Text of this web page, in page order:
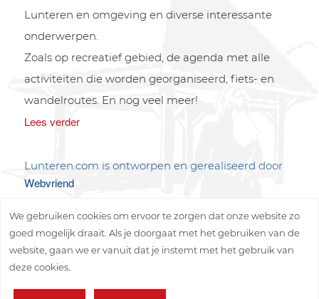
Lunteren en omgeving en diverse interessante
onderwerpen.
Zoals op recreatief gebied, de agenda met alle
activiteiten die worden georganiseerd, fiets- en
wandelroutes. En nog veel meer!
Lees verder
Lunteren.com is ontworpen en gerealiseerd door
Webvriend
We gebruiken cookies om ervoor te zorgen dat onze website zo
goed mogelijk draait. Als je doorgaat met het gebruiken van de
website, gaan we er vanuit dat je instemt met het gebruik van
deze cookies.